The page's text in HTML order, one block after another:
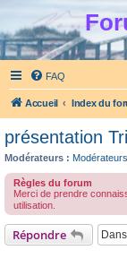
FAQ
Accueil Index du
présentation
Modérateurs : Modérateurs
Règles du forum
Merci de prendre
utilisation.
Répondre